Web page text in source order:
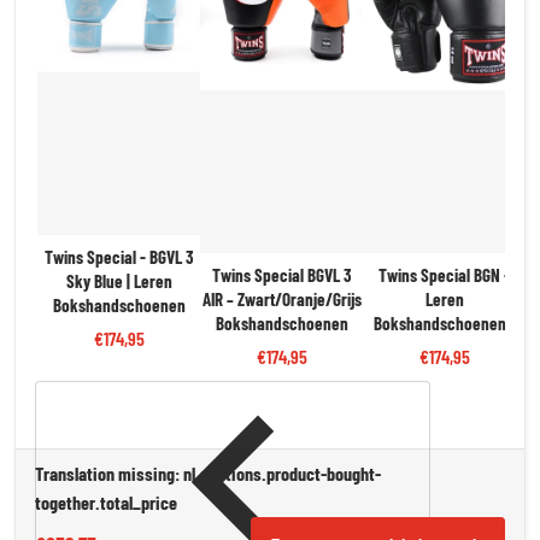
Twins Special - BGVL 3
Sky Blue | Leren
Bokshandschoenen
€174,95
Twins Special BGVL 3
AIR – Zwart/Oranje/Grijs
Bokshandschoenen
€174,95
Twins Special BGN -
Leren
Bokshandschoenen -
Zwart | Pro Kwaliteit &
Bescherming
€174,95
Translation missing: nl.sections.product-bought-
together.total_price